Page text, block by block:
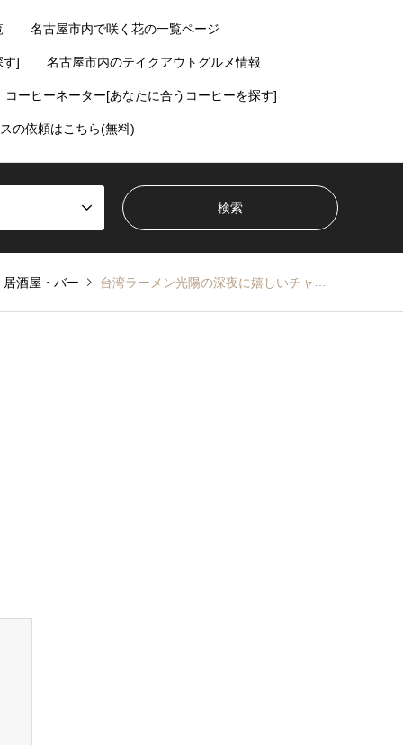
名古屋市内で咲く花の一覧ページ
す] 名古屋市内のテイクアウトグルメ情報
コーヒーネーター[あなたに合うコーヒーを探す]
の依頼はこちら(無料)
居酒屋・バー 台湾ラーメン光陽の深夜に嬉しいチャーハン＆ギョーザ【比良・西区】